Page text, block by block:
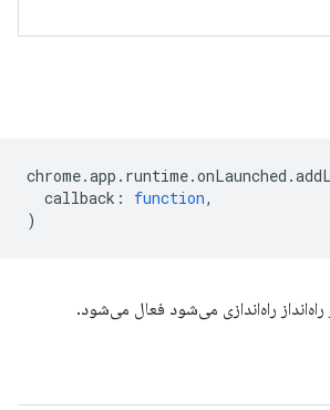
chrome.app.runtime.onLaunched.
callback: function
راه‌اندازی می‌شود فعال می‌شود.